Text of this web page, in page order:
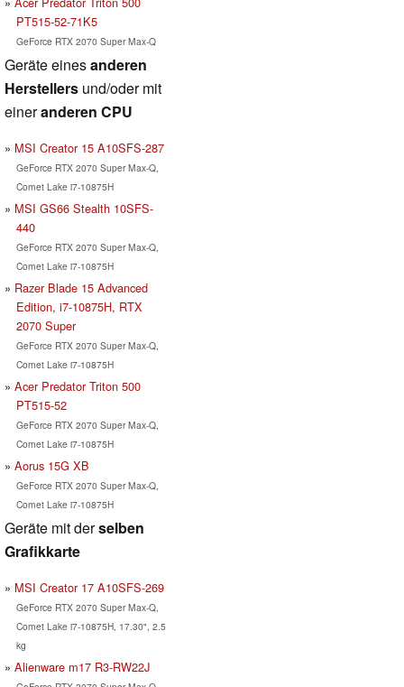
PT515-52-71K5
GeForce RTX 2070 Super Max-Q
Geräte einesanderen
Herstellers und/oder mit
eineranderen CPU
MSI Creator 15 A10SFS-287
GeForce RTX 2070 Super Max-Q,
Comet Lake i7-10875H
MSI GS66 Stealth 10SFS-
440
GeForce RTX 2070 Super Max-Q,
Comet Lake i7-10875H
Razer Blade 15 Advanced
Edition, i7-10875H, RTX
2070 Super
GeForce RTX 2070 Super Max-Q,
Comet Lake i7-10875H
Acer Predator Triton 500
PT515-52
GeForce RTX 2070 Super Max-Q,
Comet Lake i7-10875H
Aorus 15G XB
GeForce RTX 2070 Super Max-Q,
Comet Lake i7-10875H
Geräte mit derselben
Grafikkarte
MSI Creator 17 A10SFS-269
GeForce RTX 2070 Super Max-Q,
Comet Lake i7-10875H, 17.30", 2.5
kg
Alienware m17 R3-RW22J